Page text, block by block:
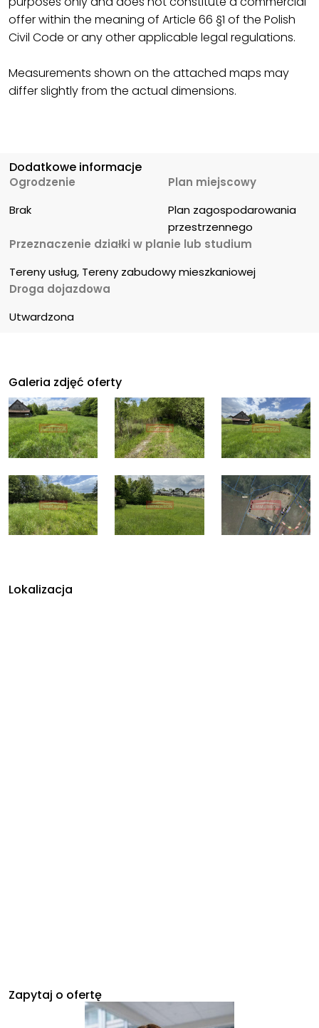
offer within the meaning of Article 66 §1 of the Polish
Civil Code or any other applicable legal regulations.
Measurements shown on the attached maps may
differ slightly from the actual dimensions.
Dodatkowe informacje
Ogrodzenie
Brak
Plan miejscowy
Plan zagospodarowania
przestrzennego
Przeznaczenie działki w planie lub studium
Tereny usług, Tereny zabudowy mieszkaniowej
Droga dojazdowa
Utwardzona
Galeria zdjęć oferty
Lokalizacja
Zapytaj o ofertę